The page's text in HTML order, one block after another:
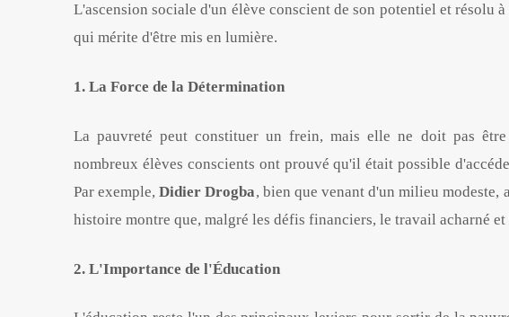
L'ascension sociale d'un élève conscient de son potentiel et résolu
qui mérite d'être mis en lumière.
1. La Force de la Détermination
La pauvreté peut constituer un frein, mais elle ne doit pas
nombreux élèves conscients ont prouvé qu'il était possible
Par exemple,Didier Drogba, bien que venant d'un milieu modeste,
histoire montre que, malgré les défis financiers, le travail acharné
2. L'Importance de l'Éducation